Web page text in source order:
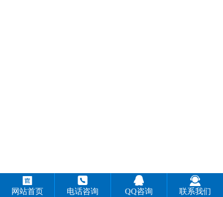

网站首页

电话咨询

QQ咨询

联系我们